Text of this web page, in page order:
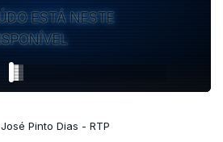
ESTÁ NESTE
Pinto Dias - RTP